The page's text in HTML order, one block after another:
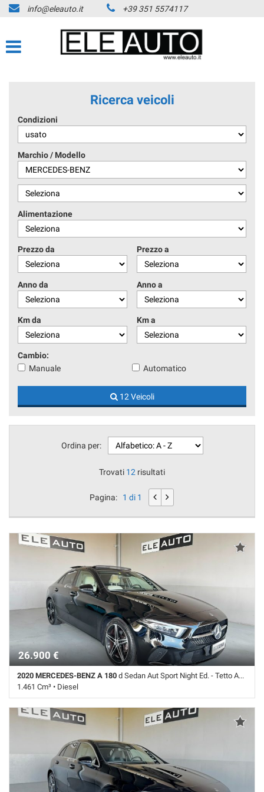
info@eleauto.it +39 351 5574117
Ricerca veicoli
Condizioni
Marchio / Modello
Alimentazione
Prezzo da Prezzo a
Anno da Anno a
Km da Km a
Cambio:
Manuale
Automatico
12 Veicoli
Ordina per:
Trovati 12 risultati
Pagina: 1 di 1
26.900 €
2020 MERCEDES-BENZ A 180 d Sedan Aut Sport Night Ed. - Tetto Apr. - Ambient
1.461 Cm³ • Diesel
69.000 Km • Cambio Automatico (6) • Nero metallizzato • 4 Porte •
360° camera • ABS • Airbag • Airbag laterali • Airbag Passeggero •
Airbag testa • Android Auto • Apple CarPlay • Autoradio • Autoradio
digitale • Bluetooth • Cambio Automatico • Cerchi in lega • Cerchi lega
18" • Chiusura centralizzata • Controllo automatico clima • Controllo
elettronico della corsia • Controllo trazione • Cruise Control • ESP • Fari
full-LED • Filtro antiparticolato • Frenata d'emergenza assistita •
Immobilizzatore elettronico • Interni in pelle • Leve al volante • Luce